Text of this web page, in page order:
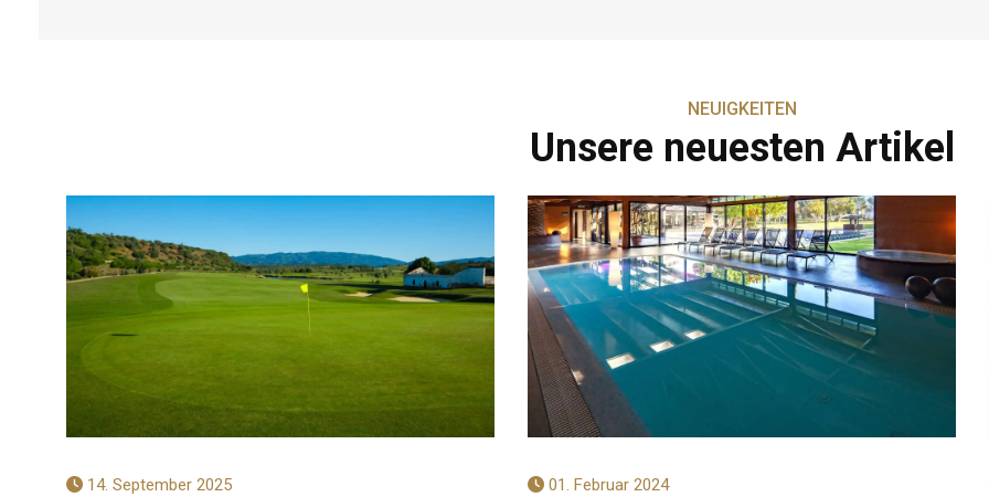
NEUIGKEITEN
Unsere neuesten Artikel
14. September 2025 01. Februar 2024